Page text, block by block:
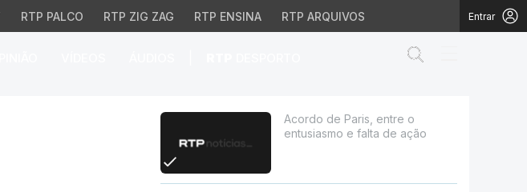
RTP PALCO RTP ZIG ZAG RTP ENSINA RTP ARQUIVOS Entrar
e falta de açãoAcordo de Paris, entre o
entusiasmo e falta de ação